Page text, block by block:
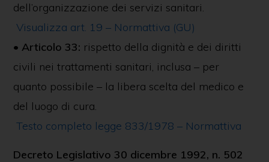
dell’organizzazione dei servizi sanitari.
Visualizza art. 19 – Normattiva (GU)
• Articolo 33: rispetto della dignità e dei diritti
civili nei trattamenti sanitari, inclusa – per
quanto possibile – la libera scelta del medico e
del luogo di cura.
Testo completo legge 833/1978 – Normattiva
Decreto Legislativo 30 dicembre 1992, n. 502